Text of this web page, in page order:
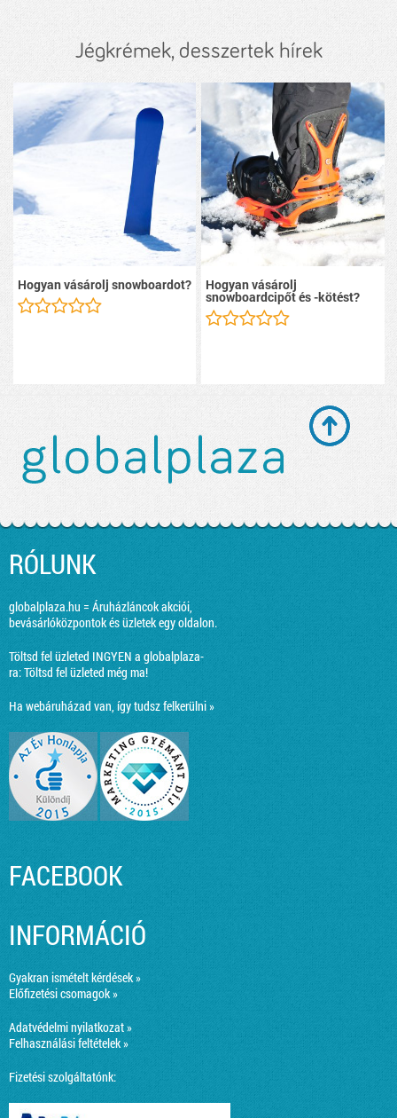
Jégkrémek, desszertek hírek
Hogyan vásárolj snowboardot? Hogyan vásárolj
snowboardcipőt és -kötést?
RÓLUNK
globalplaza.hu = Áruházláncok akciói,
bevásárlóközpontok és üzletek egy oldalon.
Töltsd fel üzleted INGYEN a globalplaza-
ra:Töltsd fel üzleted még ma!
Ha webáruházad van, így tudsz felkerülni »
FACEBOOK
INFORMÁCIÓ
Gyakran ismételt kérdések »
Előfizetési csomagok »
Adatvédelmi nyilatkozat »
Felhasználási feltételek »
Fizetési szolgáltatónk: